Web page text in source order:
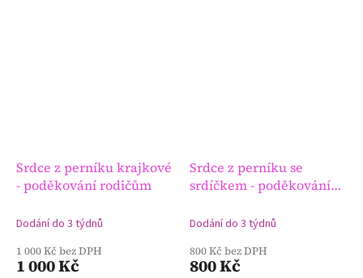
Srdce z perníku krajkové
- poděkování rodičům
Dodání do 3 týdnů
1 000 Kč bez DPH
1 000 Kč
Srdce z perníku se
srdíčkem - poděkování
Dodání do 3 týdnů
800 Kč bez DPH
800 Kč